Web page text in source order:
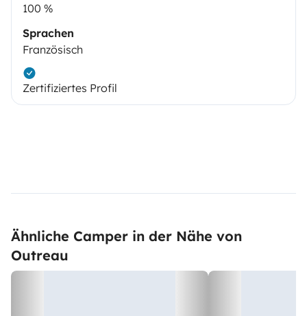
100 %
Sprachen
Französisch
Zertifiziertes Profil
Ähnliche Camper in der Nähe von
Outreau